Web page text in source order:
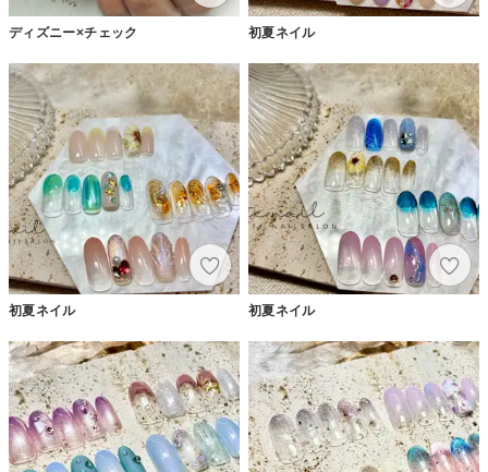
ディズニー×チェック 初夏ネイル
初夏ネイル 初夏ネイル